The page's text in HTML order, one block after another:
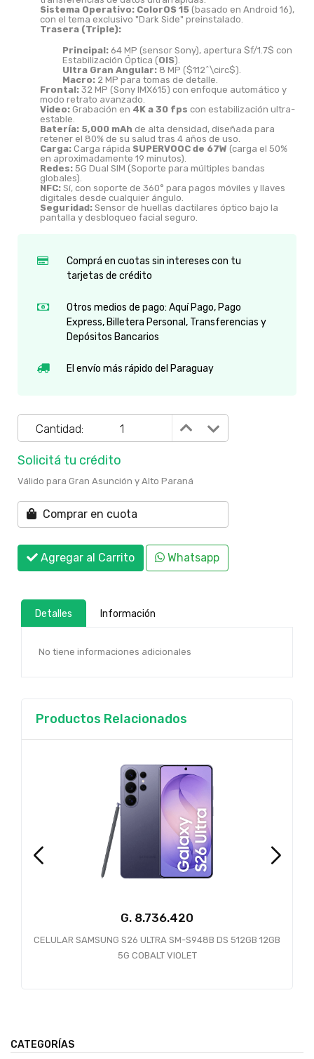
Sistema Operativo: ColorOS 15 (basado en Android 16),
con el tema exclusivo "Dark Side" preinstalado.
Trasera (Triple):
Principal: 64 MP (sensor Sony), apertura $f/1.7$ con
Estabilización Óptica (OIS).
Ultra Gran Angular: 8 MP ($112^\circ$).
Macro: 2 MP para tomas de detalle.
Frontal: 32 MP (Sony IMX615) con enfoque automático y
modo retrato avanzado.
Video: Grabación en 4K a 30 fps con estabilización ultra-
estable.
Batería: 5,000 mAh de alta densidad, diseñada para
retener el 80% de su salud tras 4 años de uso.
Carga: Carga rápida SUPERVOOC de 67W (carga el 50%
en aproximadamente 19 minutos).
Redes: 5G Dual SIM (Soporte para múltiples bandas
globales).
NFC: Sí, con soporte de 360° para pagos móviles y llaves
digitales desde cualquier ángulo.
Seguridad: Sensor de huellas dactilares óptico bajo la
pantalla y desbloqueo facial seguro.
Comprá en cuotas sin intereses con tu
tarjetas de crédito
Otros medios de pago: Aquí Pago, Pago
Express, Billetera Personal, Transferencias y
Depósitos Bancarios
El envío más rápido del Paraguay
Cantidad:
Solicitá tu crédito
Válido para Gran Asunción y Alto Paraná
Comprar en cuota
Agregar al Carrito Whatsapp
Detalles Información
No tiene informaciones adicionales
Productos Relacionados
G.
CELULAR SAMSUNG S26 ULTRA SM-S948B DS 512GB 12GB
5G COBALT VIOLET
CATEGORÍAS